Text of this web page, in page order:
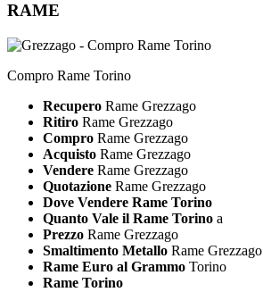
RAME
Compro Rame Torino
Recupero Rame Grezzago
Ritiro Rame Grezzago
Compro Rame Grezzago
Acquisto Rame Grezzago
Vendere Rame Grezzago
Quotazione Rame Grezzago
Dove Vendere Rame Torino
Quanto Vale il Rame Torino a
Prezzo Rame Grezzago
Smaltimento Metallo Rame Grezzago
Rame Euro al Grammo Torino
Rame Torino